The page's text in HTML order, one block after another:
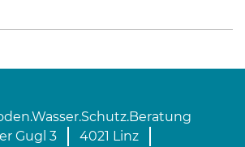
Gugl 3
4021 Linz